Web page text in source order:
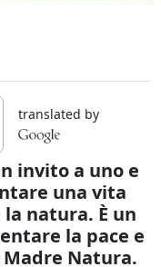
translated by
invito a uno e
una vita
natura. È un
la pace e
Natura.